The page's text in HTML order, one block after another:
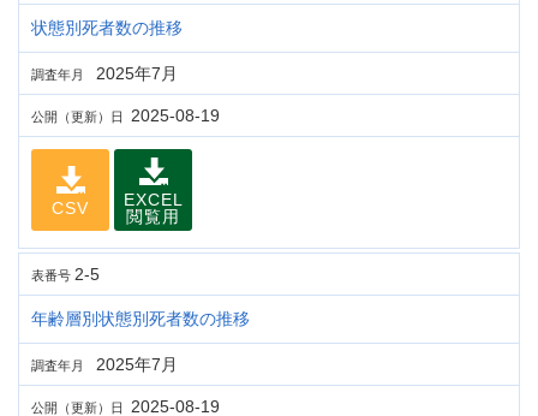
状態別死者数の推移
調査年月 2025年7月
公開（更新）日 2025-08-19
CSV
EXCEL
閲覧用
表番号 2-5
年齢層別状態別死者数の推移
調査年月 2025年7月
公開（更新）日 2025-08-19